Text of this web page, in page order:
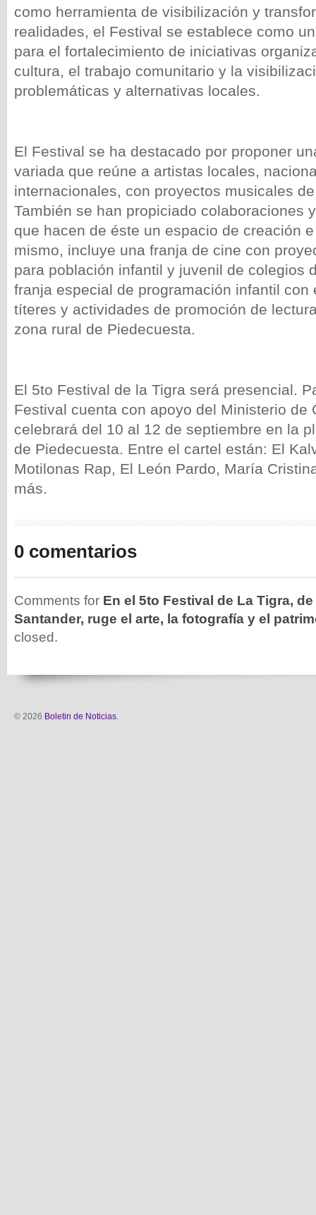
como herramienta de visibilización y
realidades, el Festival se establece como
para el fortalecimiento de iniciativas
cultura, el trabajo comunitario y la
problemáticas y alternativas locales.
El Festival se ha destacado por proponer
variada que reúne a artistas locales,
internacionales, con proyectos musicales
También se han propiciado colaboraciones
que hacen de éste un espacio de creación
mismo, incluye una franja de cine con
para población infantil y juvenil de colegios
franja especial de programación infantil con
títeres y actividades de promoción de
zona rural de Piedecuesta.
El 5to Festival de la Tigra será presencial.
Festival cuenta con apoyo del Ministerio de
celebrará del 10 al 12 de septiembre en la
de Piedecuesta. Entre el cartel están: El
Motilonas Rap, El León Pardo, María
más.
0 comentarios
Comments for En el 5to Festival de La Tigra,
Santander, ruge el arte, la fotografía y el
closed.
© 2026 Boletin de Noticias.